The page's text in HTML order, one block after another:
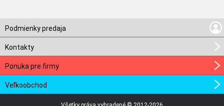
Podmienky predaja
Kontakty
Ponuka pre firmy
Veľkoobchod